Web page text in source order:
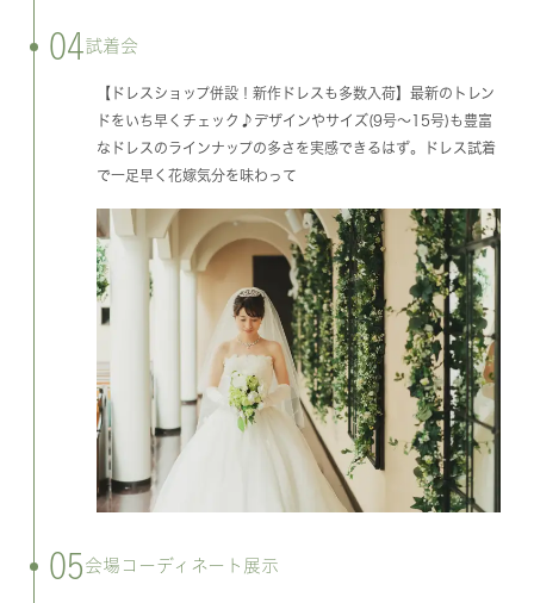
04試着会
【ドレスショップ併設！新作ドレスも多数入荷】最新のトレン
ドをいち早くチェック♪デザインやサイズ(9号～15号)も豊富
なドレスのラインナップの多さを実感できるはず。ドレス試着
で一足早く花嫁気分を味わって
05 会場コーディネート展示